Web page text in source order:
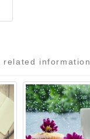
related information